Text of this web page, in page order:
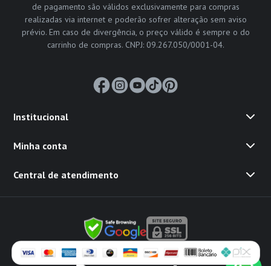
de pagamento são válidos exclusivamente para compras
realizadas via internet e poderão sofrer alteração sem aviso
prévio. Em caso de divergência, o preço válido é sempre o do
carrinho de compras. CNPJ: 09.267.050/0001-04.
Institucional
Minha conta
Central de atendimento